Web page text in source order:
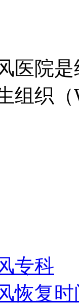
医院
组织（
专科
恢复